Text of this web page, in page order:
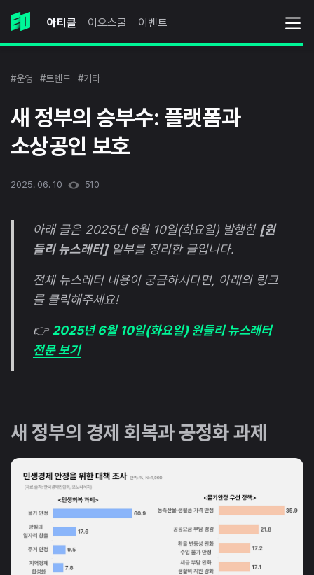
아티클 이오스쿨 이벤트
#운영 #트렌드 #기타
새 정부의 승부수: 플랫폼과
소상공인 보호
2025. 06. 10 510
아래 글은 2025년 6월 10일(화요일) 발행한 [윈
들리 뉴스레터]일부를 정리한 글입니다.
전체 뉴스레터 내용이 궁금하시다면, 아래의 링크
를 클릭해주세요!
👉 2025년 6월 10일(화요일) 윈들리 뉴스레터
전문 보기
새 정부의 경제 회복과 공정화 과제